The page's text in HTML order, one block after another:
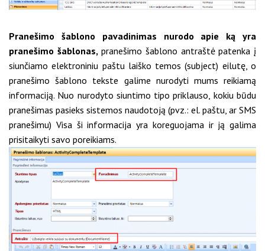
Pranešimo šablono pavadinimas nurodo apie ką yra
pranešimo šablonas,pranešimo šablono antraštė patenka į
siunčiamo elektroniniu paštu laiško temos (subject) eilutę, o
pranešimo šablono tekste galime nurodyti mums reikiamą
informaciją. Nuo nurodyto siuntimo tipo priklauso, kokiu būdu
pranešimas pasieks sistemos naudotoją (pvz.: el. paštu, ar SMS
pranešimu) Visa ši informacija yra koreguojama ir ją galima
prisitaikyti savo poreikiams.